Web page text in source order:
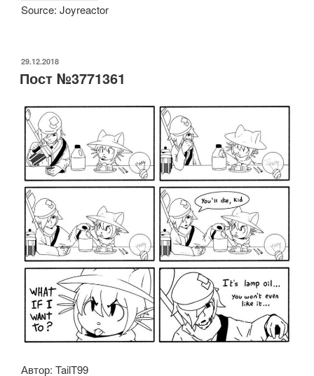
Source: Joyreactor
ОПУБЛИКОВАНО
29.12.2018
Пост №3771361
Автор: TailT99